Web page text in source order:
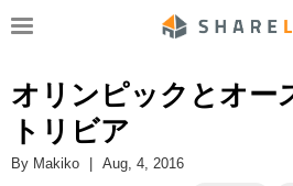
オリンピックとオー
トリビア
By Makiko
Aug, 4, 2016